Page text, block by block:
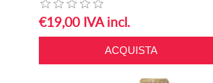
€19,00 IVA incl.